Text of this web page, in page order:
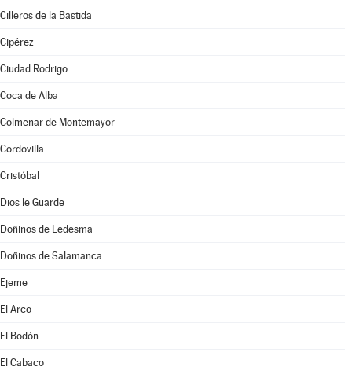
Cilleros de la Bastida
Cipérez
Ciudad Rodrigo
Coca de Alba
Colmenar de Montemayor
Cordovilla
Cristóbal
Dios le Guarde
Doñinos de Ledesma
Doñinos de Salamanca
Ejeme
El Arco
El Bodón
El Cabaco